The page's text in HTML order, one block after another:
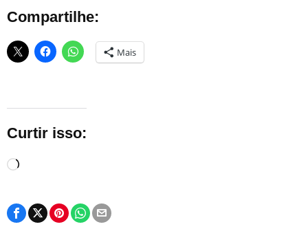
Compartilhe:
Mais
Curtir isso:
Carregando...